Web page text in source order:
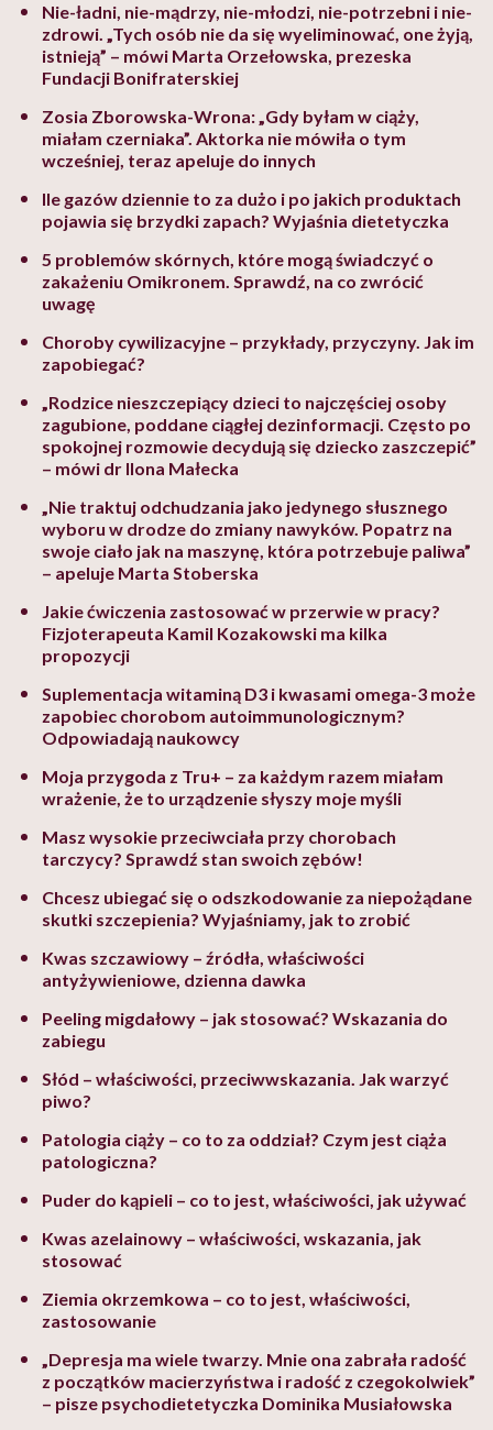
Nie-ładni, nie-mądrzy, nie-młodzi, nie-potrzebni i nie-
zdrowi. „Tych osób nie da się wyeliminować, one żyją,
istnieją” – mówi Marta Orzełowska, prezeska
Fundacji Bonifraterskiej
Zosia Zborowska-Wrona: „Gdy byłam w ciąży,
miałam czerniaka”. Aktorka nie mówiła o tym
wcześniej, teraz apeluje do innych
Ile gazów dziennie to za dużo i po jakich produktach
pojawia się brzydki zapach? Wyjaśnia dietetyczka
5 problemów skórnych, które mogą świadczyć o
zakażeniu Omikronem. Sprawdź, na co zwrócić
uwagę
Choroby cywilizacyjne – przykłady, przyczyny. Jak im
zapobiegać?
„Rodzice nieszczepiący dzieci to najczęściej osoby
zagubione, poddane ciągłej dezinformacji. Często po
spokojnej rozmowie decydują się dziecko zaszczepić”
– mówi dr Ilona Małecka
„Nie traktuj odchudzania jako jedynego słusznego
wyboru w drodze do zmiany nawyków. Popatrz na
swoje ciało jak na maszynę, która potrzebuje paliwa”
– apeluje Marta Stoberska
Jakie ćwiczenia zastosować w przerwie w pracy?
Fizjoterapeuta Kamil Kozakowski ma kilka
propozycji
Suplementacja witaminą D3 i kwasami omega-3 może
zapobiec chorobom autoimmunologicznym?
Odpowiadają naukowcy
Moja przygoda z Tru+ – za każdym razem miałam
wrażenie, że to urządzenie słyszy moje myśli
Masz wysokie przeciwciała przy chorobach
tarczycy? Sprawdź stan swoich zębów!
Chcesz ubiegać się o odszkodowanie za niepożądane
skutki szczepienia? Wyjaśniamy, jak to zrobić
Kwas szczawiowy – źródła, właściwości
antyżywieniowe, dzienna dawka
Peeling migdałowy – jak stosować? Wskazania do
zabiegu
Słód – właściwości, przeciwwskazania. Jak warzyć
piwo?
Patologia ciąży – co to za oddział? Czym jest ciąża
patologiczna?
Puder do kąpieli – co to jest, właściwości, jak używać
Kwas azelainowy – właściwości, wskazania, jak
stosować
Ziemia okrzemkowa – co to jest, właściwości,
zastosowanie
„Depresja ma wiele twarzy. Mnie ona zabrała radość
z początków macierzyństwa i radość z czegokolwiek”
– pisze psychodietetyczka Dominika Musiałowska